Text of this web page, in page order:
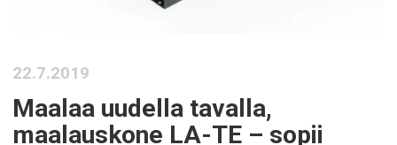
22.7.2019
Maalaa uudella tavalla,
maalauskone LA-TE – sopii